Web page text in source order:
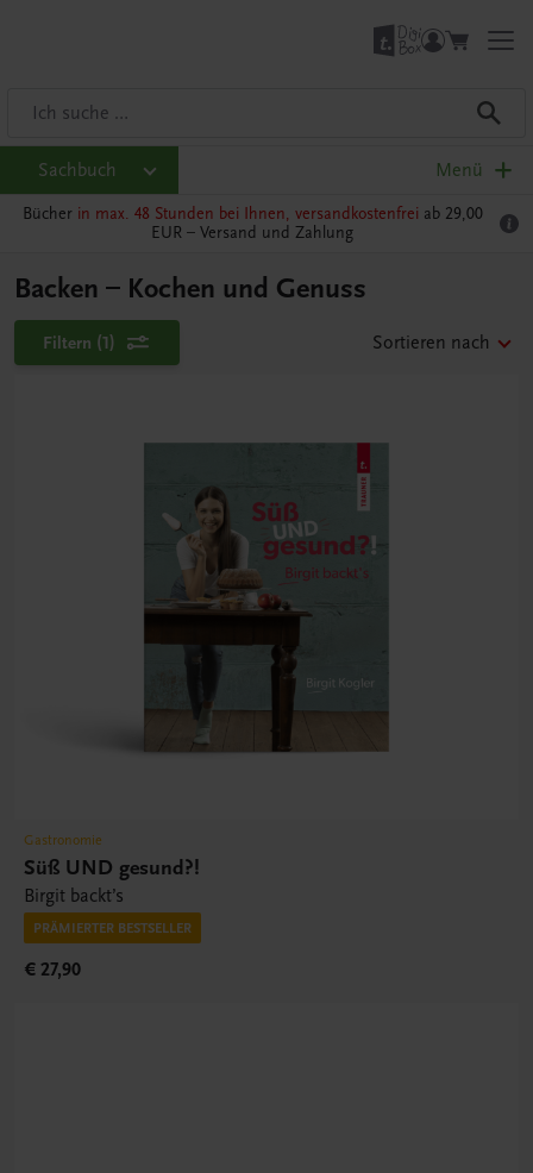
Sachbuch Menü
Bücher in max. 48 Stunden bei Ihnen, versandkostenfrei ab 29,00
EUR – Versand und Zahlung
Backen – Kochen und Genuss
Filtern (1) Sortieren nach
Gastronomie
Süß UND gesund?!
Birgit backt’s
PRÄMIERTER BESTSELLER
€ 27,90